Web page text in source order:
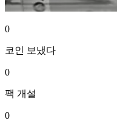
0
코인 보냈다
0
팩 개설
0